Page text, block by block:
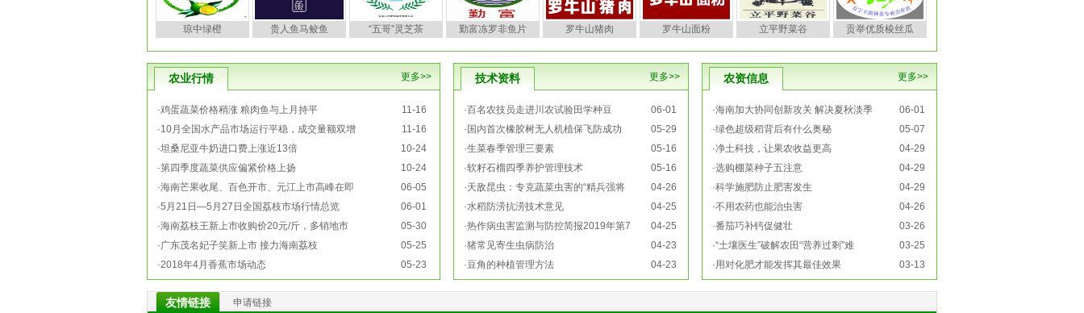
琼中绿橙 贵人鱼马鲛鱼 “五哥”灵芝茶 勤富冻罗非鱼片 罗牛山猪肉 罗牛山面粉 立平野菜谷 贡举优质棱丝瓜
农业行情 更多>>
·鸡蛋蔬菜价格稍涨 粮肉鱼与上月持平
11-16
·10月全国水产品市场运行平稳，成交量额双增
11-16
·坦桑尼亚牛奶进口费上涨近13倍
10-24
·第四季度蔬菜供应偏紧价格上扬
10-24
·海南芒果收尾、百色开市、元江上市高峰在即
06-05
·5月21日―5月27日全国荔枝市场行情总览
06-01
·海南荔枝王新上市收购价20元/斤，多销地市
05-30
·广东茂名妃子笑新上市 接力海南荔枝
05-25
·2018年4月香蕉市场动态 05-23
技术资料 更多>>
·百名农技员走进川农试验田学种豆
06-01
· 国内首次橡胶树无人机植保飞防成功
05-29
·生菜春季管理三要素
05-16
·软籽石榴四季养护管理技术
05-16
·天敌昆虫：专克蔬菜虫害的“精兵强将
04-26
·水稻防涝抗涝技术意见
04-25
·热作病虫害监测与防控简报2019年第7
04-25
·猪常见寄生虫病防治
04-23
·豆角的种植管理方法 04-23
农资信息 更多>>
·海南加大协同创新攻关 解决夏秋淡季
06-01
·绿色超级稻背后有什么奥秘
05-07
·净土科技，让果农收益更高
04-29
·选购棚菜种子五注意
04-29
·科学施肥防止肥害发生
04-29
·不用农药也能治虫害
04-26
·番茄巧补钙促健壮
03-26
·“土壤医生”破解农田“营养过剩”难
03-25
·用对化肥才能发挥其最佳效果 03-13
友情链接 申请链接